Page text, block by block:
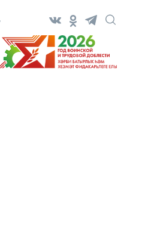
Реклама Онлайн